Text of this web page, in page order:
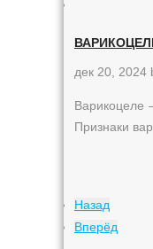
дек 20, 2024
Варикоцеле
Признаки
Назад
Вперёд